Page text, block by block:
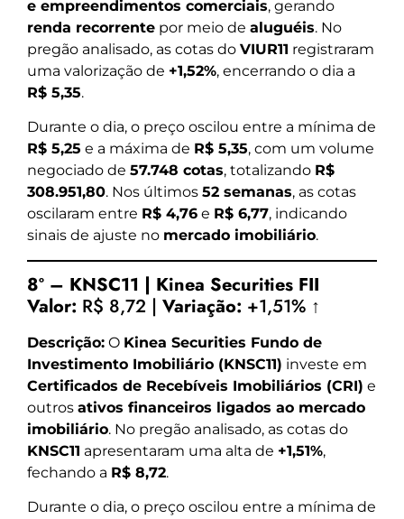
e empreendimentos comerciais, gerando
renda recorrente por meio de aluguéis. No
pregão analisado, as cotas do VIUR11 registraram
uma valorização de +1,52%, encerrando o dia a
R$ 5,35.
Durante o dia, o preço oscilou entre a mínima de
R$ 5,25 e a máxima de R$ 5,35, com um volume
negociado de 57.748 cotas, totalizando R$
308.951,80. Nos últimos 52 semanas, as cotas
oscilaram entre R$ 4,76 e R$ 6,77, indicando
sinais de ajuste no mercado imobiliário.
8º – KNSC11 | Kinea Securities FII
Valor: R$ 8,72 | Variação: +1,51% ↑
Descrição: O Kinea Securities Fundo de
Investimento Imobiliário (KNSC11) investe em
Certificados de Recebíveis Imobiliários (CRI) e
outros ativos financeiros ligados ao mercado
imobiliário. No pregão analisado, as cotas do
KNSC11 apresentaram uma alta de +1,51%,
fechando a R$ 8,72.
Durante o dia, o preço oscilou entre a mínima de